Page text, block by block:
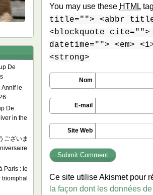
You may use these HTML
title=""> <abbr
<blockquote cite="">
datetime=""> <em>
<strong>
Nom
E-mail
Site Web
Ce site utilise Akismet pour
la façon dont les données
De
Annif le
De
in the
ございま
Paris : le